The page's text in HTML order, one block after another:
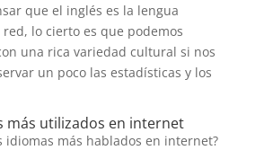
que el inglés es la lengua
lo cierto es que podemos
una rica variedad cultural si nos
un poco las estadísticas y los
más utilizados en internet
idiomas más hablados en internet?